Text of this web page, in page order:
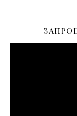
Відеопрогравач